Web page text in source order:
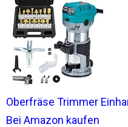
Oberfräse Trimmer
Bei Amazon kaufen